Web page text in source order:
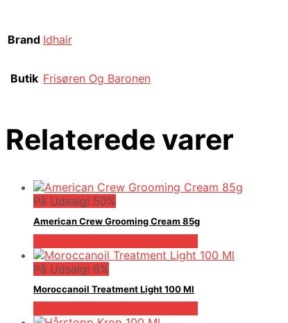
Brand Idhair
Butik Frisøren Og Baronen
Relaterede varer
På Udsalg! 50%
American Crew Grooming Cream 85g
På Udsalg! 6%
Moroccanoil Treatment Light 100 Ml